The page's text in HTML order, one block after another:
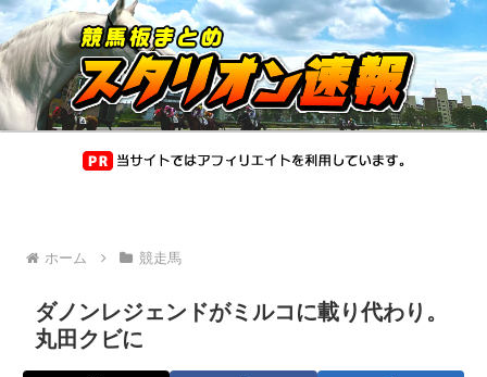
ホーム 競走馬
ダノンレジェンドがミルコに載り代わり。
丸田クビに